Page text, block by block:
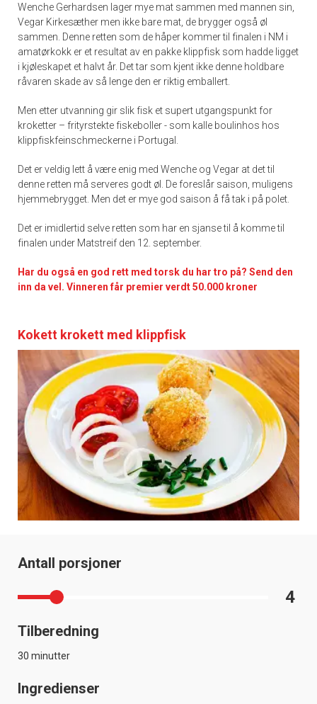
Wenche Gerhardsen lager mye mat sammen med mannen sin,
Vegar Kirkesæther men ikke bare mat, de brygger også øl
sammen. Denne retten som de håper kommer til finalen i NM i
amatørkokk er et resultat av en pakke klippfisk som hadde ligget
i kjøleskapet et halvt år. Det tar som kjent ikke denne holdbare
råvaren skade av så lenge den er riktig emballert.
Men etter utvanning gir slik fisk et supert utgangspunkt for
kroketter – frityrstekte fiskeboller - som kalle boulinhos hos
klippfiskfeinschmeckerne i Portugal.
Det er veldig lett å være enig med Wenche og Vegar at det til
denne retten må serveres godt øl. De foreslår saison, muligens
hjemmebrygget. Men det er mye god saison å få tak i på polet.
Det er imidlertid selve retten som har en sjanse til å komme til
finalen under Matstreif den 12. september.
Har du også en god rett med torsk du har tro på? Send den
inn da vel. Vinneren får premier verdt 50.000 kroner
Kokett krokett med klippfisk
Antall porsjoner
4
Tilberedning
30 minutter
Ingredienser